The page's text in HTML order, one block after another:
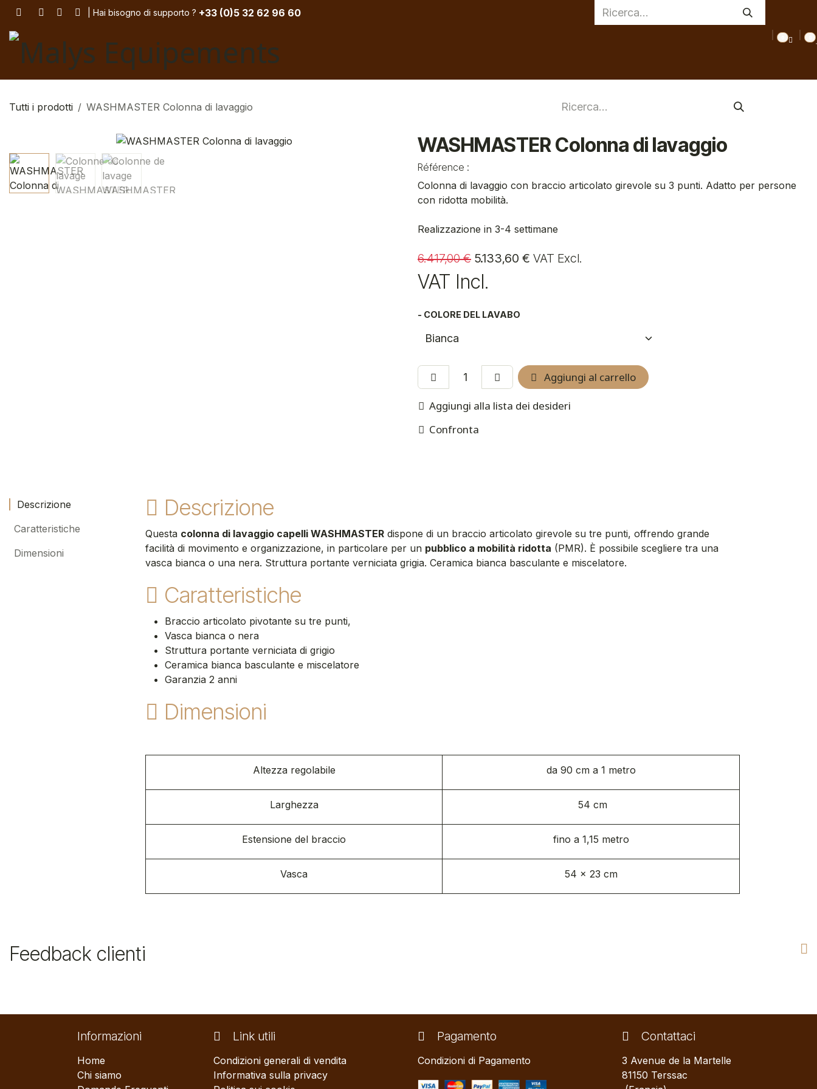
Salta al contenuto | Hai bisogno di supporto ? ​ +33 (0)5 32 62 96 60
Tutti i prodotti WASHMASTER Colonna di lavaggio
WASHMASTER Colonna di lavaggio
Référence :
Colonna di lavaggio con braccio articolato girevole su 3 punti. Adatto per persone
con ridotta mobilità.
Realizzazione in 3-4 settimane
6.417,00€ 5.133,60 € VAT Excl.
VAT Incl.
- COLORE DEL LAVABO
Aggiungi al carrello
Aggiungi alla lista dei desideri
Confronta
Descrizione
Caratteristiche
Dimensioni
Descrizione
Questa colonna di lavaggio capelli WASHMASTER dispone di un braccio articolato girevole su tre punti, offrendo grande
facilità di movimento e organizzazione, in particolare per un pubblico a mobilità ridotta (PMR). È possibile scegliere tra una
vasca bianca o una nera. Struttura portante verniciata grigia. Ceramica bianca basculante e miscelatore.
Caratteristiche
Braccio articolato pivotante su tre punti,
Vasca bianca o nera
Struttura portante verniciata di grigio
Ceramica bianca basculante e miscelatore
Garanzia 2 anni
Dimensioni
Altezza regolabile da 90 cm a 1 metro
Larghezza 54 cm
Estensione del braccio fino a 1,15 metro
Vasca 54 x 23 cm
Feedback clienti
Informazioni
Home
Chi siamo
Link utili
Condizioni generali di vendita
Informativa sulla privacy
Pagamento
Condizioni di Pagamento
Contattaci
3 Avenue de la Martelle
81150 Terssac